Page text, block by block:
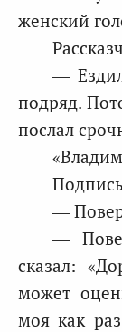
женский
—
подряд.
послал
—
—
сказал:
может
моя как